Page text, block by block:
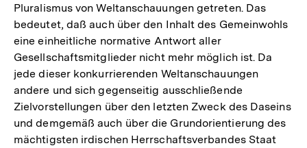
Pluralismus von Weltanschauungen getreten. Das
bedeutet, daß auch über den Inhalt des Gemeinwohls
eine einheitliche normative Antwort aller
Gesellschaftsmitglieder nicht mehr möglich ist. Da
jede dieser konkurrierenden Weltanschauungen
andere und sich gegenseitig ausschließende
Zielvorstellungen über den letzten Zweck des Daseins
und demgemäß auch über die Grundorientierung des
mächtigsten irdischen Herrschaftsverbandes Staat